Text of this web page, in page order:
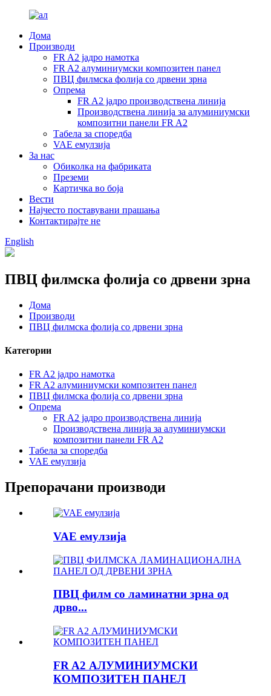
Дома
Производи
FR A2 јадро намотка
FR A2 алуминиумски композитен панел
ПВЦ филмска фолија со дрвени зрна
Опрема
FR A2 јадро производствена линија
Производствена линија за алуминиумски
композитни панели FR A2
Табела за споредба
VAE емулзија
За нас
Обиколка на фабриката
Преземи
Картичка во боја
Вести
Најчесто поставувани прашања
Контактирајте не
English
ПВЦ филмска фолија со дрвени зрна
Дома
Производи
ПВЦ филмска фолија со дрвени зрна
Категории
FR A2 јадро намотка
FR A2 алуминиумски композитен панел
ПВЦ филмска фолија со дрвени зрна
Опрема
FR A2 јадро производствена линија
Производствена линија за алуминиумски
композитни панели FR A2
Табела за споредба
VAE емулзија
Препорачани производи
VAE емулзија
ПВЦ филм со ламинатни зрна од
дрво...
FR A2 АЛУМИНИУМСКИ
КОМПОЗИТЕН ПАНЕЛ